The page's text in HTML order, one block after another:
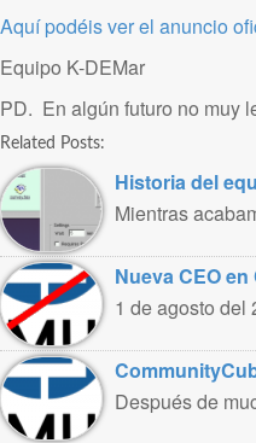
Aquí podéis ver el anuncio
Equipo K-DEMar
PD. En algún futuro no muy
Related Posts:
Historia del
Mientras
Nueva CEO
1 de agosto del
renuncio ..
Después de